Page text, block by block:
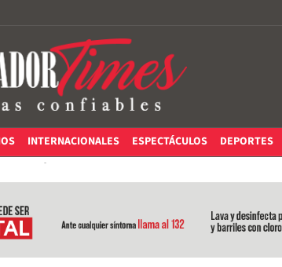
INTERNACIONALES ESPECTÁCULOS DEPORTES